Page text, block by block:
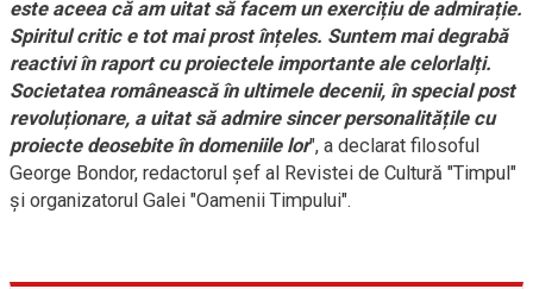
este aceea că am uitat să facem un exercițiu de admirație.
Spiritul critic e tot mai prost înțeles. Suntem mai degrabă
reactivi în raport cu proiectele importante ale celorlalți.
Societatea românească în ultimele decenii, în special post
revoluționare, a uitat să admire sincer personalitățile cu
proiecte deosebite în domeniile lor", a declarat filosoful
George Bondor, redactorul șef al Revistei de Cultură "Timpul"
și organizatorul Galei "Oamenii Timpului".